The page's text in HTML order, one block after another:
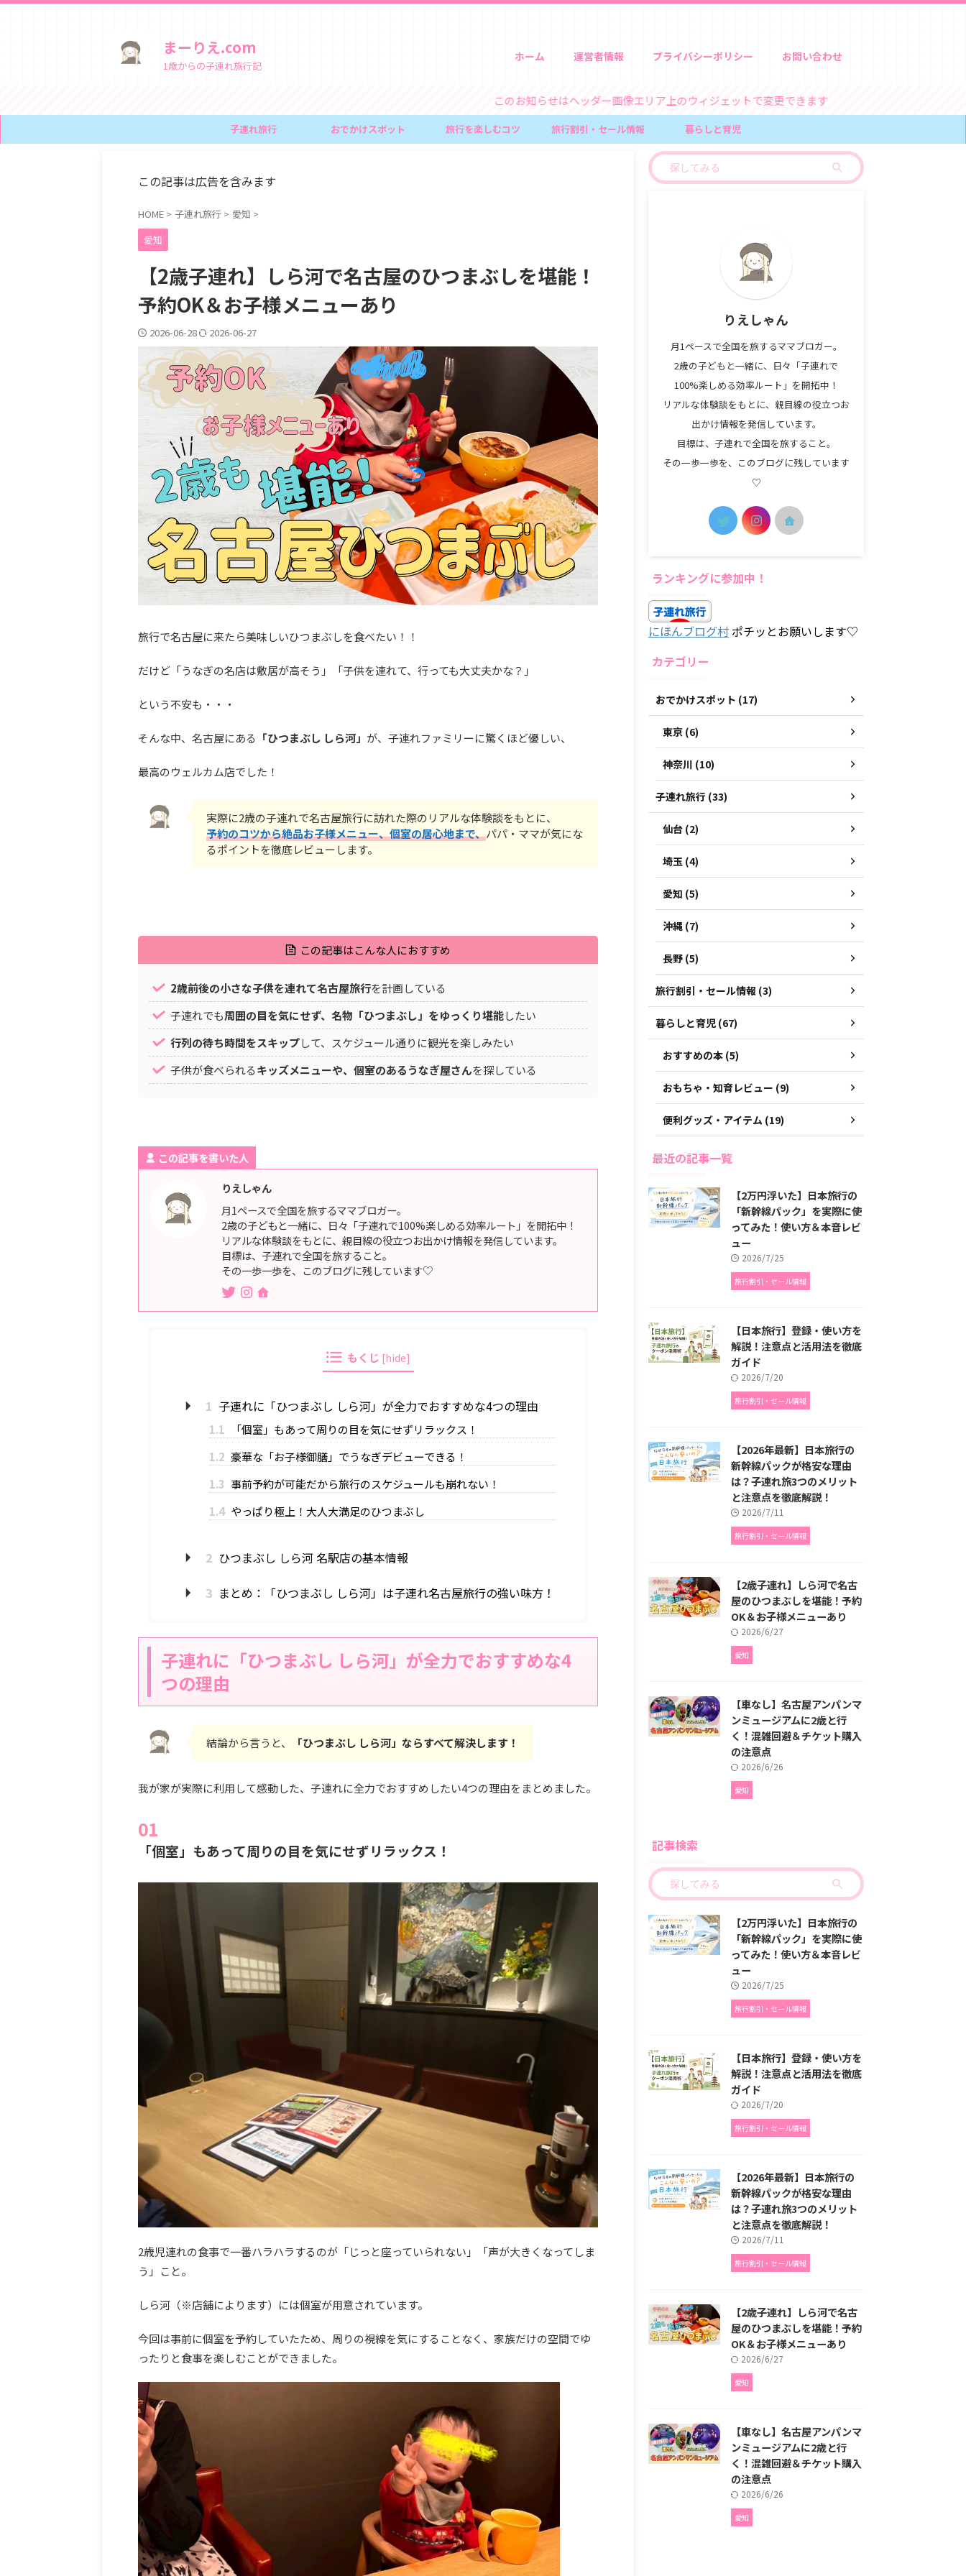
まーりえ.com
1歳からの子連れ旅行記
ホーム 運営者情報 プライバシーポリシー お問い合わせ
このお知らせはヘッダー画像エリア上のウィジェットで変更できます
子連れ旅行 おでかけスポット 旅行を楽しむコツ 旅行割引・セール情報 暮らしと育児
この記事は広告を含みます
HOME > 子連れ旅行 > 愛知 >
愛知
【2歳子連れ】しら河で名古屋のひつまぶしを堪能！
予約OK＆お子様メニューあり
2026-06-28 2026-06-27
旅行で名古屋に来たら美味しいひつまぶしを食べたい！！
だけど「うなぎの名店は敷居が高そう」「子供を連れて、行っても大丈夫かな？」
という不安も・・・
そんな中、名古屋にある 「ひつまぶし しら河」 が、子連れファミリーに驚くほど優しい、
最高のウェルカム店でした！
実際に2歳の子連れで名古屋旅行に訪れた際のリアルな体験談をもとに、
予約のコツから絶品お子様メニュー、個室の居心地まで、パパ・ママが気にな
るポイントを徹底レビューします。
この記事はこんな人におすすめ
2歳前後の小さな子供を連れて名古屋旅行を計画している
子連れでも周囲の目を気にせず、名物「ひつまぶし」をゆっくり堪能したい
行列の待ち時間をスキップして、スケジュール通りに観光を楽しみたい
子供が食べられるキッズメニューや、個室のあるうなぎ屋さんを探している
この記事を書いた人
りえしゃん
月1ペースで全国を旅するママブロガー。
2歳の子どもと一緒に、日々「子連れで100%楽しめる効率ルート」を開拓中！
リアルな体験談をもとに、親目線の役立つお出かけ情報を発信しています。
目標は、子連れで全国を旅すること。
その一歩一歩を、このブログに残しています♡
もくじ [hide]
1 子連れに「ひつまぶし しら河」が全力でおすすめな4つの理由
1.1
「個室」もあって周りの目を気にせずリラックス！
1.2 豪華な「お子様御膳」でうなぎデビューできる！
1.3 事前予約が可能だから旅行のスケジュールも崩れない！
1.4 やっぱり極上！大人大満足のひつまぶし
2 ひつまぶし しら河 名駅店の基本情報
3 まとめ：「ひつまぶし しら河」は子連れ名古屋旅行の強い味方！
子連れに「ひつまぶし しら河」が全力でおすすめな4
つの理由
結論から言うと、 「ひつまぶし しら河」ならすべて解決します！
我が家が実際に利用して感動した、子連れに全力でおすすめしたい4つの理由をまとめました。
「個室」もあって周りの目を気にせずリラックス！
2歳児連れの食事で一番ハラハラするのが「じっと座っていられない」「声が大きくなってしま
う」こと。
しら河（※店舗によります）には個室が用意されています。
今回は事前に個室を予約していたため、周りの視線を気にすることなく、家族だけの空間でゆ
ったりと食事を楽しむことができました。
りえしゃん
月1ペースで全国を旅するママブロガー。
2歳の子どもと一緒に、日々「子連れで
100%楽しめる効率ルート」を開拓中！
リアルな体験談をもとに、親目線の役立つお
出かけ情報を発信しています。
目標は、子連れで全国を旅すること。
その一歩一歩を、このブログに残しています
♡
ランキングに参加中！
にほんブログ村 ポチッとお願いします♡
カテゴリー
おでかけスポット (17)
東京 (6)
神奈川 (10)
子連れ旅行 (33)
仙台 (2)
埼玉 (4)
愛知 (5)
沖縄 (7)
長野 (5)
旅行割引・セール情報 (3)
暮らしと育児 (67)
おすすめの本 (5)
おもちゃ・知育レビュー (9)
便利グッズ・アイテム (19)
最近の記事一覧
【2万円浮いた】日本旅行の
「新幹線パック」を実際に使
ってみた！使い方＆本音レビ
ュー
2026/7/25
旅行割引・セール情報
【日本旅行】登録・使い方を
解説！注意点と活用法を徹底
ガイド
2026/7/20
旅行割引・セール情報
【2026年最新】日本旅行の
新幹線パックが格安な理由
は？子連れ旅3つのメリット
と注意点を徹底解説！
2026/7/11
旅行割引・セール情報
【2歳子連れ】しら河で名古
屋のひつまぶしを堪能！予約
OK＆お子様メニューあり
2026/6/27
愛知
【車なし】名古屋アンパンマ
ンミュージアムに2歳と行
く！混雑回避＆チケット購入
の注意点
2026/6/26
愛知
記事検索
【2万円浮いた】日本旅行の
「新幹線パック」を実際に使
ってみた！使い方＆本音レビ
ュー
2026/7/25
旅行割引・セール情報
【日本旅行】登録・使い方を
解説！注意点と活用法を徹底
ガイド
2026/7/20
旅行割引・セール情報
【2026年最新】日本旅行の
新幹線パックが格安な理由
は？子連れ旅3つのメリット
と注意点を徹底解説！
2026/7/11
旅行割引・セール情報
【2歳子連れ】しら河で名古
屋のひつまぶしを堪能！予約
OK＆お子様メニューあり
2026/6/27
愛知
【車なし】名古屋アンパンマ
ンミュージアムに2歳と行
く！混雑回避＆チケット購入
の注意点
2026/6/26
愛知